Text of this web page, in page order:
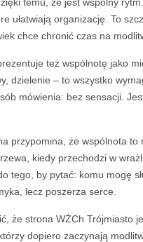
ułatwiają organizację. To
chce chronić czas na
też wspólnotę jako
dzielenie – to wszystko
mówienia: bez sensacji.
przypomina, że wspólnota
kiedy przechodzi w
tego, by pytać: komu mogę
lecz poszerza serce.
że strona WŻCh Trójmiasto
dopiero zaczynają